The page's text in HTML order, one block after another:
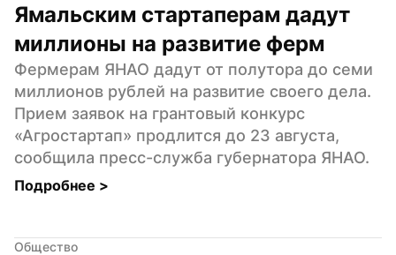
Ямальским стартаперам дадут
миллионы на развитие ферм
Фермерам ЯНАО дадут от полутора до семи
миллионов рублей на развитие своего дела.
Прием заявок на грантовый конкурс
«Агростартап» продлится до 23 августа,
сообщила пресс-служба губернатора ЯНАО.
Подробнее >
Общество